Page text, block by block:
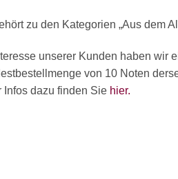
zu den Kategorien „Aus dem
unserer Kunden haben wir
von 10 Noten
Infos dazu finden Sie hier.